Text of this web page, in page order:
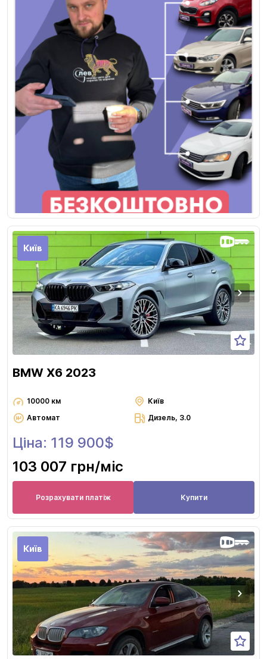
Київ
BMW X6 2023
10000 км
Київ
Автомат
Дизель, 3.0
Ціна: 119 900$
103 007 грн/міс
Розрахувати платіж Купити
Київ